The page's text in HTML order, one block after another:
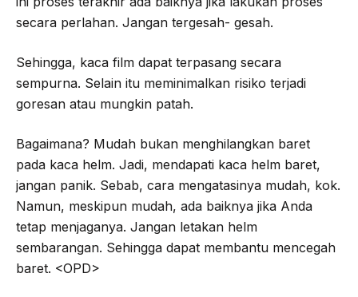
secara perlahan. Jangan tergesah- gesah.
Sehingga, kaca film dapat terpasang secara
sempurna. Selain itu meminimalkan risiko terjadi
goresan atau mungkin patah.
Bagaimana? Mudah bukan menghilangkan baret
pada kaca helm. Jadi, mendapati kaca helm baret,
jangan panik. Sebab, cara mengatasinya mudah, kok.
Namun, meskipun mudah, ada baiknya jika Anda
tetap menjaganya. Jangan letakan helm
sembarangan. Sehingga dapat membantu mencegah
baret. <OPD>